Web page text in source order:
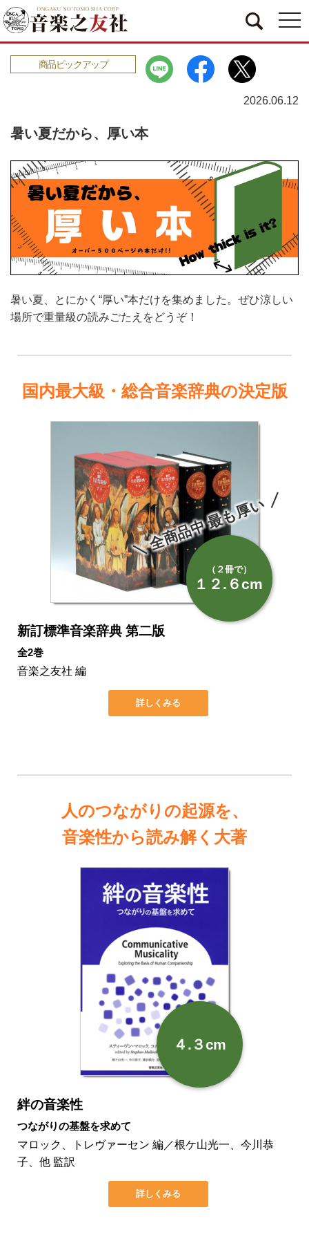
商品ピックアップ
2026.06.12
暑い夏だから、厚い本
暑い夏、とにかく“厚い”本だけを集めました。ぜひ涼しい
場所で重量級の読みごたえをどうぞ！
国内最大級・総合音楽辞典の決定版
＼ 全商品中 最も厚い ／
（２冊で）
１２.６cm
新訂標準音楽辞典 第二版
全2巻
音楽之友社 編
詳しくみる
人のつながりの起源を、
音楽性から読み解く大著
４.３cm
絆の音楽性
つながりの基盤を求めて
マロック、トレヴァーセン 編／根ケ山光一、今川恭
子、他 監訳
詳しくみる